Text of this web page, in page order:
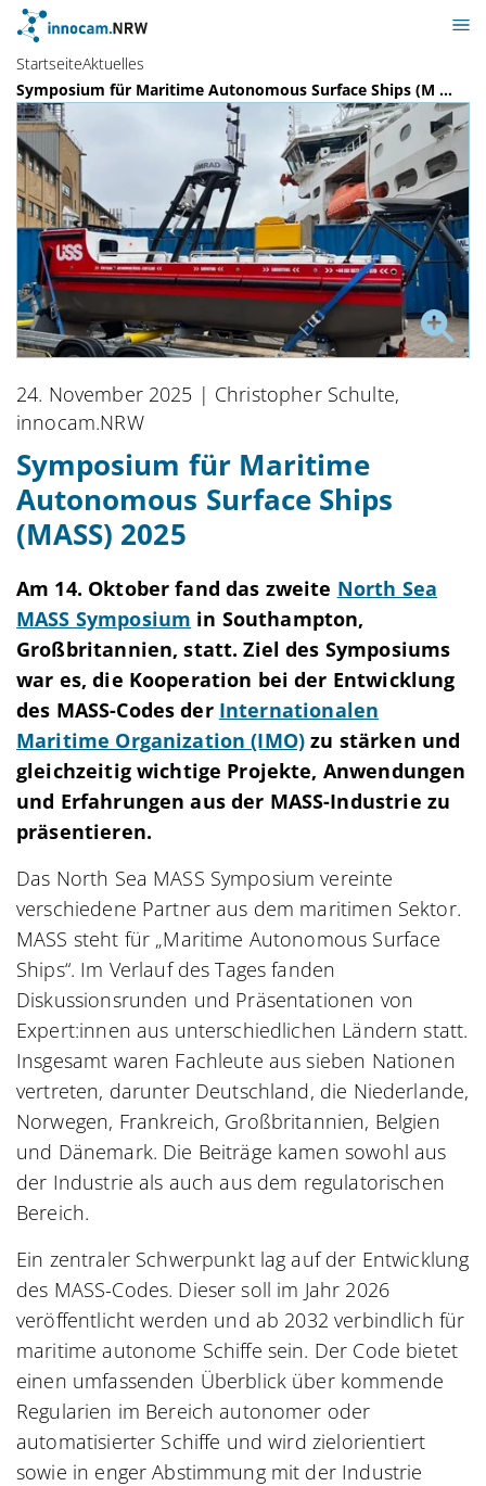
StartseiteAktuelles
Symposium für Maritime Autonomous Surface Ships (M ...
Symposium für Maritime
Autonomous Surface Ships
(MASS) 2025
24. November 2025 | Christopher Schulte,
innocam.NRW
Am 14. Oktober fand das zweite North Sea
MASS Symposium in Southampton,
Großbritannien, statt. Ziel des Symposiums
war es, die Kooperation bei der Entwicklung
des MASS-Codes der Internationalen
Maritime Organization (IMO) zu stärken und
gleichzeitig wichtige Projekte, Anwendungen
und Erfahrungen aus der MASS-Industrie zu
präsentieren.
Das North Sea MASS Symposium vereinte
verschiedene Partner aus dem maritimen Sektor.
MASS steht für „Maritime Autonomous Surface
Ships“. Im Verlauf des Tages fanden
Diskussionsrunden und Präsentationen von
Expert:innen aus unterschiedlichen Ländern statt.
Insgesamt waren Fachleute aus sieben Nationen
vertreten, darunter Deutschland, die Niederlande,
Norwegen, Frankreich, Großbritannien, Belgien
und Dänemark. Die Beiträge kamen sowohl aus
der Industrie als auch aus dem regulatorischen
Bereich.
Ein zentraler Schwerpunkt lag auf der Entwicklung
des MASS-Codes. Dieser soll im Jahr 2026
veröffentlicht werden und ab 2032 verbindlich für
maritime autonome Schiffe sein. Der Code bietet
einen umfassenden Überblick über kommende
Regularien im Bereich autonomer oder
automatisierter Schiffe und wird zielorientiert
sowie in enger Abstimmung mit der Industrie